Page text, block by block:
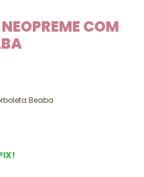
COM
Beaba